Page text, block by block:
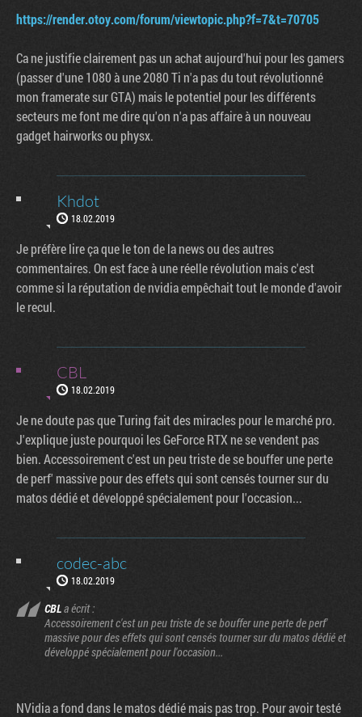
https://render.otoy.com/forum/viewtopic.php?f=7&t=70705
Ca ne justifie clairement pas un achat aujourd'hui pour les gamers
(passer d'une 1080 à une 2080 Ti n'a pas du tout révolutionné
mon framerate sur GTA) mais le potentiel pour les différents
secteurs me font me dire qu'on n'a pas affaire à un nouveau
gadget hairworks ou physx.
Khdot
18.02.2019
Je préfère lire ça que le ton de la news ou des autres
commentaires. On est face à une réelle révolution mais c'est
comme si la réputation de nvidia empêchait tout le monde d'avoir
le recul.
CBL
18.02.2019
Je ne doute pas que Turing fait des miracles pour le marché pro.
J'explique juste pourquoi les GeForce RTX ne se vendent pas
bien. Accessoirement c'est un peu triste de se bouffer une perte
de perf' massive pour des effets qui sont censés tourner sur du
matos dédié et développé spécialement pour l'occasion...
codec-abc
18.02.2019
CBLa écrit :
Accessoirement c'est un peu triste de se bouffer une perte de perf'
massive pour des effets qui sont censés tourner sur du matos dédié et
développé spécialement pour l'occasion...
NVidia a fond dans le matos dédié mais pas trop. Pour avoir testé